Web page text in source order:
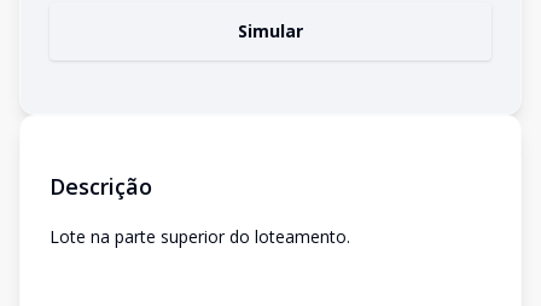
Simular
Descrição
Lote na parte superior do loteamento.